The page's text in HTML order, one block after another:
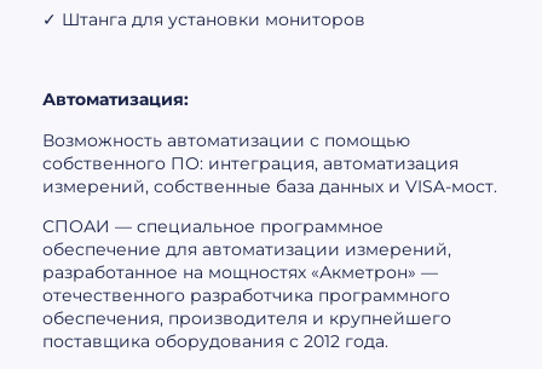
✓ Штанга для установки мониторов
Автоматизация:
Возможность автоматизации с помощью
собственного ПО: интеграция, автоматизация
измерений, собственные база данных и VISA-мост.
СПОАИ — специальное программное
обеспечение для автоматизации измерений,
разработанное на мощностях «Акметрон» —
отечественного разработчика программного
обеспечения, производителя и крупнейшего
поставщика оборудования с 2012 года.